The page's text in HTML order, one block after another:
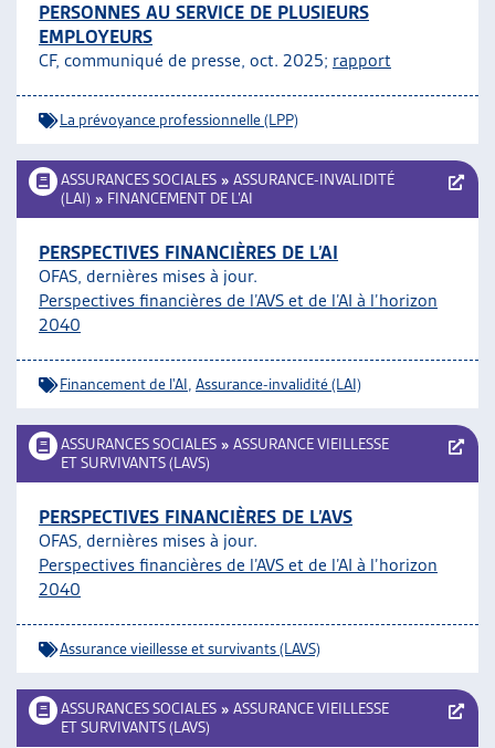
PERSONNES AU SERVICE DE PLUSIEURS
EMPLOYEURS
CF, communiqué de presse, oct. 2025; rapport
La prévoyance professionnelle (LPP)
ASSURANCES SOCIALES » ASSURANCE-INVALIDITÉ
(LAI) » FINANCEMENT DE L’AI
PERSPECTIVES FINANCIÈRES DE L’AI
OFAS, dernières mises à jour.
Perspectives financières de l’AVS et de l’AI à l’horizon
2040
Financement de l'AI Assurance-invalidité (LAI)
ASSURANCES SOCIALES » ASSURANCE VIEILLESSE
ET SURVIVANTS (LAVS)
PERSPECTIVES FINANCIÈRES DE L’AVS
OFAS, dernières mises à jour.
Perspectives financières de l’AVS et de l’AI à l’horizon
2040
Assurance vieillesse et survivants (LAVS)
ASSURANCES SOCIALES » ASSURANCE VIEILLESSE
ET SURVIVANTS (LAVS)